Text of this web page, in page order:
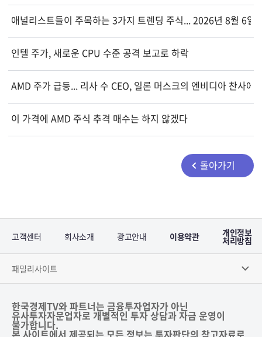
애널리스트들이 주목하는 3가지 트렌딩 주식... 2026년 8월 6일
인텔 주가, 새로운 CPU 수준 공격 보고로 하락
AMD 주가 급등... 리사 수 CEO, 일론 머스크의 엔비디아 찬사에
이 가격에 AMD 주식 추격 매수는 하지 않겠다
돌아가기
고객센터 회사소개 광고안내 이용약관 개인정보
처리방침
패밀리사이트
한국경제TV와 파트너는 금융투자업자가 아닌
유사투자자문업자로 개별적인 투자 상담과 자금 운영이
불가합니다.
본 사이트에서 제공되는 모든 정보는 투자판단의 참고자료로